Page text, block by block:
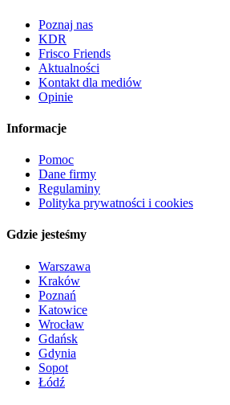
Poznaj nas
KDR
Frisco Friends
Aktualności
Kontakt dla mediów
Opinie
Informacje
Pomoc
Dane firmy
Regulaminy
Polityka prywatności i cookies
Gdzie jesteśmy
Warszawa
Kraków
Poznań
Katowice
Wrocław
Gdańsk
Gdynia
Sopot
Łódź